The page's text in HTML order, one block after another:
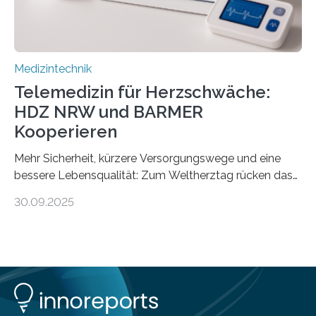
Medizintechnik
Telemedizin für Herzschwäche:
HDZ NRW und BARMER
Kooperieren
Mehr Sicherheit, kürzere Versorgungswege und eine
bessere Lebensqualität: Zum Weltherztag rücken das
Oeynhausen, und die BARMER die Bedürfnisse von
Rund vier Millionen Menschen in Deutschland leiden an
behandlungsbedürftiger Herzschwäche
(Herzinsuffizienz). Als chronische und fortschreitende
30.09.2025